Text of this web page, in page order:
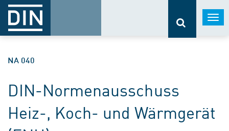
NA 040
DIN-Normenausschuss
Heiz-, Koch- und Wärmgerät